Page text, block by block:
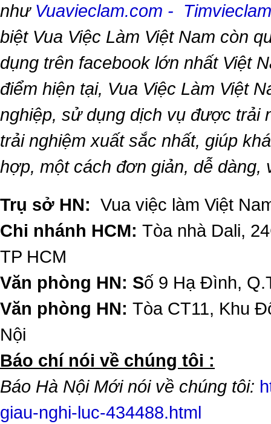
như Vuavieclam.com -
biệt Vua Việc Làm Việt Nam còn
dụng trên facebook lớn nhất Việt
điểm hiện tại, Vua Việc Làm Việt
nghiệp, sử dụng dịch vụ được trải
trải nghiệm xuất sắc nhất, giúp
hợp, một cách đơn giản, dễ dàng,
Trụ sở HN: Vua việc làm Việt
Chi nhánh HCM: Tòa nhà Dali,
TP HCM
Văn phòng HN: Số 9 Hạ Đình,
Văn phòng HN: Tòa CT11, Khu
Nội
​Báo chí nói về chúng tôi :
Báo Hà Nội Mới nói về chúng tôi:
giau-nghi-luc-434488.html